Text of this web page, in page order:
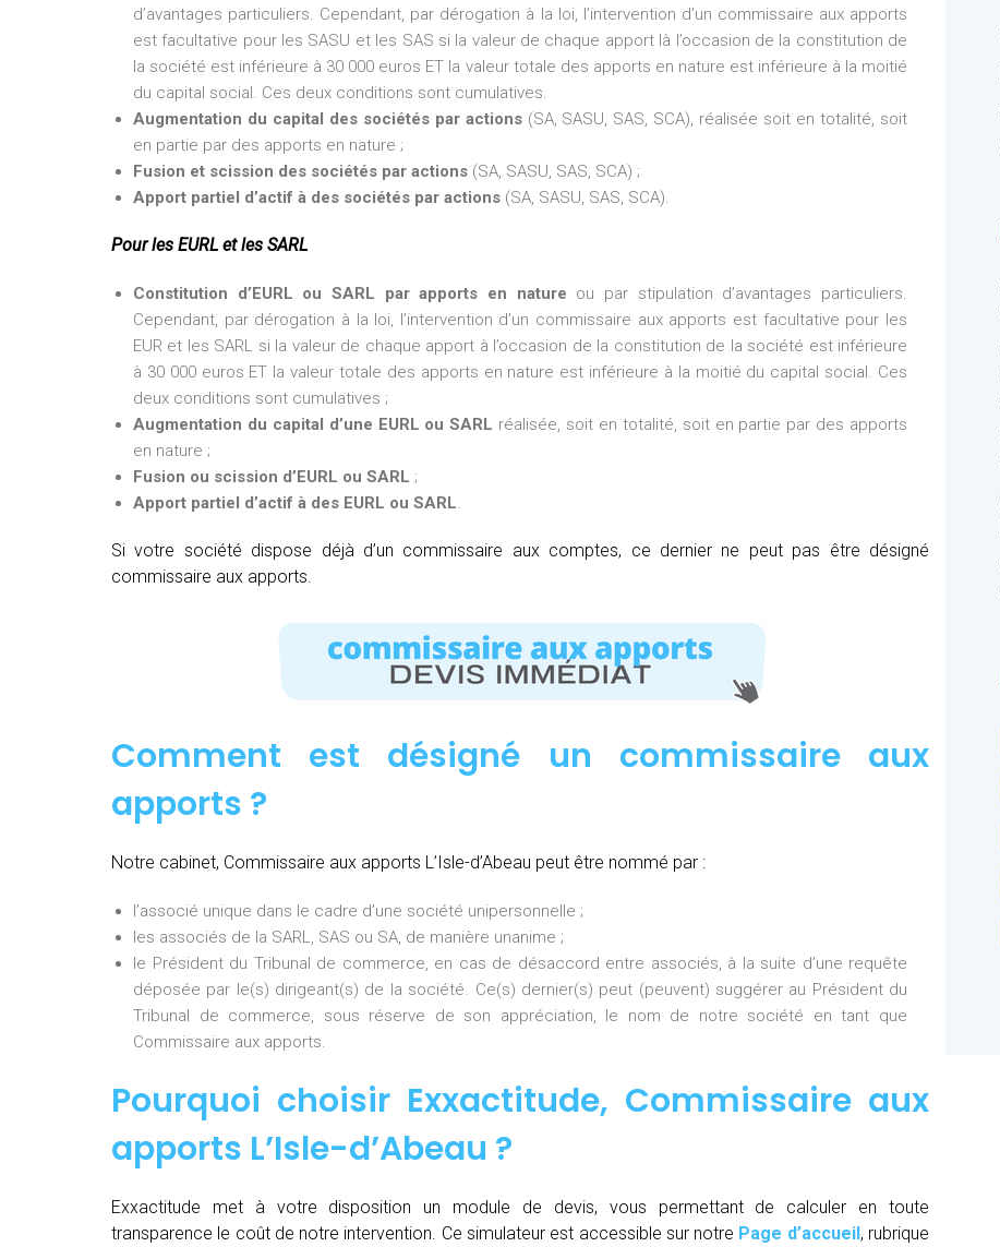
d’avantages particuliers. Cependant, par dérogation à la loi, l’intervention d’un commissaire aux apports
est facultative pour les SASU et les SAS si la valeur de chaque apport là l’occasion de la constitution de
la société est inférieure à 30 000 euros ET la valeur totale des apports en nature est inférieure à la moitié
du capital social. Ces deux conditions sont cumulatives.
Augmentation du capital des sociétés par actions(SA, SASU, SAS, SCA), réalisée soit en totalité, soit
en partie par des apports en nature ;
Fusion et scission des sociétés par actions (SA, SASU, SAS, SCA) ;
Apport partiel d’actif à des sociétés par actions (SA, SASU, SAS, SCA).
Pour les EURL et les SARL
Constitution d’EURL ou SARL par apports en nature ou par stipulation d’avantages particuliers.
Cependant, par dérogation à la loi, l’intervention d’un commissaire aux apports est facultative pour les
EUR et les SARL si la valeur de chaque apport à l’occasion de la constitution de la société est inférieure
à 30 000 euros ET la valeur totale des apports en nature est inférieure à la moitié du capital social. Ces
deux conditions sont cumulatives ;
Augmentation du capital d’une EURL ou SARL réalisée, soit en totalité, soit en partie par des apports
en nature ;
Fusion ou scission d’EURL ou SARL ;
Apport partiel d’actif à des EURL ou SARL.
Si votre société dispose déjà d’un commissaire aux comptes, ce dernier ne peut pas être désigné
commissaire aux apports.
Comment est désigné un commissaire aux
apports ?
Notre cabinet, Commissaire aux apports L’Isle-d’Abeau peut être nommé par :
l’associé unique dans le cadre d’une société unipersonnelle ;
les associés de la SARL, SAS ou SA, de manière unanime ;
le Président du Tribunal de commerce, en cas de désaccord entre associés, à la suite d’une requête
déposée par le(s) dirigeant(s) de la société. Ce(s) dernier(s) peut (peuvent) suggérer au Président du
Tribunal de commerce, sous réserve de son appréciation, le nom de notre société en tant que
Commissaire aux apports.
Pourquoi choisir Exxactitude, Commissaire aux
apports L’Isle-d’Abeau ?
Exxactitude met à votre disposition un module de devis, vous permettant de calculer en toute
transparence le coût de notre intervention. Ce simulateur est accessible sur notre Page d’accueil, rubrique